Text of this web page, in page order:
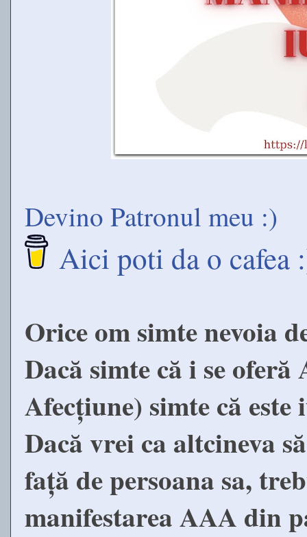
Devino Patronul meu :)
Aici poti da o cafea
Orice om simte nevoia
Dacă simte că i se
Afecțiune) simte că este
Dacă vrei ca altcineva
față de persoana sa,
manifestarea AAA din